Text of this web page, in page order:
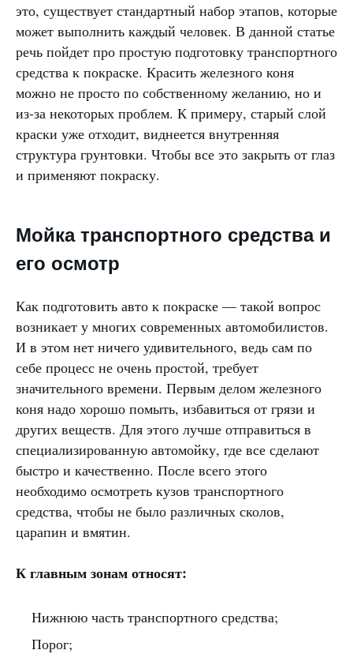
это, существует стандартный набор этапов, которые
может выполнить каждый человек. В данной статье
речь пойдет про простую подготовку транспортного
средства к покраске. Красить железного коня
можно не просто по собственному желанию, но и
из-за некоторых проблем. К примеру, старый слой
краски уже отходит, виднеется внутренняя
структура грунтовки. Чтобы все это закрыть от глаз
и применяют покраску.
Мойка транспортного средства и
его осмотр
Как подготовить авто к покраске — такой вопрос
возникает у многих современных автомобилистов.
И в этом нет ничего удивительного, ведь сам по
себе процесс не очень простой, требует
значительного времени. Первым делом железного
коня надо хорошо помыть, избавиться от грязи и
других веществ. Для этого лучше отправиться в
специализированную автомойку, где все сделают
быстро и качественно. После всего этого
необходимо осмотреть кузов транспортного
средства, чтобы не было различных сколов,
царапин и вмятин.
К главным зонам относят:
Нижнюю часть транспортного средства;
Порог;